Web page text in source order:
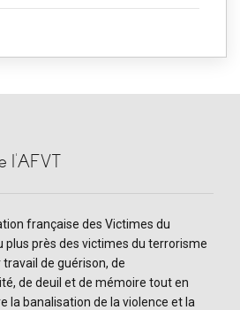
l’AFVT
française des Victimes du
plus près des victimes du terrorisme
de guérison, de
de deuil et de mémoire tout en
la banalisation de la violence et la